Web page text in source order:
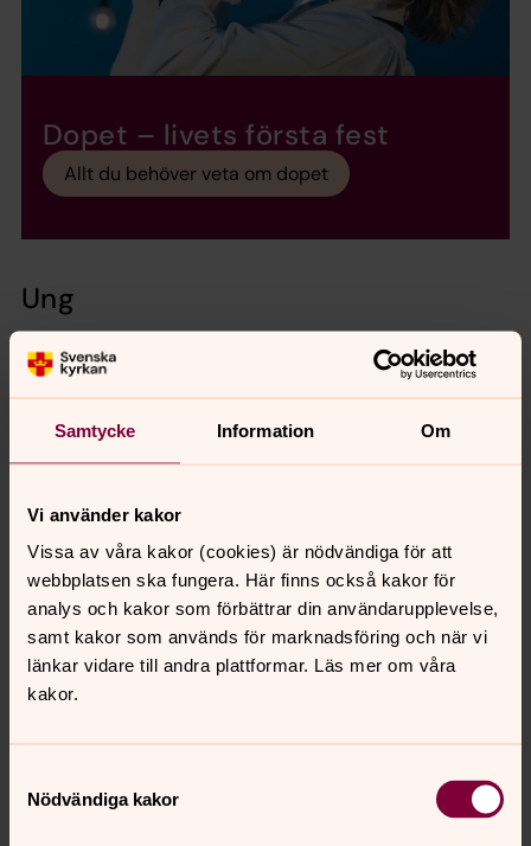
Samtycke Information Om
Vi använder kakor
Vissa av våra kakor (cookies) är nödvändiga för att
webbplatsen ska fungera. Här finns också kakor för
analys och kakor som förbättrar din användarupplevelse,
samt kakor som används för marknadsföring och när vi
länkar vidare till andra plattformar. Läs mer om våra
kakor.
Nödvändiga kakor
Dopet – livets första fest
Allt du behöver veta om dopet
Ung
Anmälan till konfirmation
2026/2027
Tänk dig att få fundera över livet och Gud tillsammans
med andra. Att vara konfirmand i Svenska kyrkan är en
perspektiv på livet. Här ges utrymme för dig och dina
tankar.
Ung i Pauli
S:t Pauli kyrka tillhör S:t Johannes församling tillsammans
med S:t Johannes församling är S:t Johannes kyrka och
ungdomskörer och konfirmation i S:t Johannes